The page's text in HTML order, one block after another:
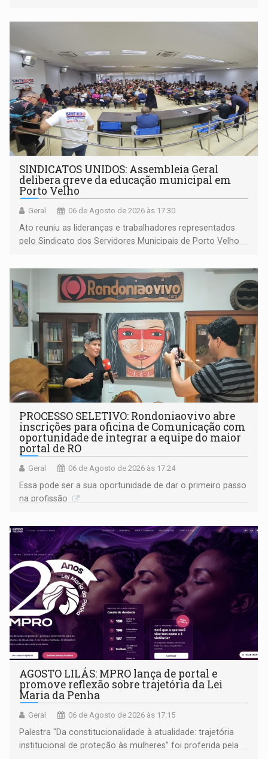
SINDICATOS UNIDOS: Assembleia Geral
delibera greve da educação municipal em
Porto Velho
Geral 06 de Agosto de 2026 às 17:30
Ato reuniu as lideranças e trabalhadores representados
pelo Sindicato dos Servidores Municipais de Porto Velho
PROCESSO SELETIVO: Rondoniaovivo abre
inscrições para oficina de Comunicação com
oportunidade de integrar a equipe do maior
portal de RO
Geral 06 de Agosto de 2026 às 17:24
Essa pode ser a sua oportunidade de dar o primeiro passo
na profissão
AGOSTO LILÁS: MPRO lança de portal e
promove reflexão sobre trajetória da Lei
Maria da Penha
Geral 06 de Agosto de 2026 às 17:15
Palestra "Da constitucionalidade à atualidade: trajetória
institucional de proteção às mulheres” foi proferida pela